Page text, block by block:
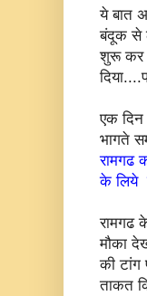
ये बात
बंदूक से
शुरू कर
एक दिन
भागते
रामगढ
के लिये
रामगढ
मौका
की टांग
ताकत